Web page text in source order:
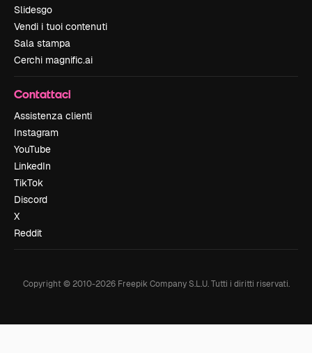
Slidesgo
Vendi i tuoi contenuti
Sala stampa
Cerchi magnific.ai
Contattaci
Assistenza clienti
Instagram
YouTube
LinkedIn
TikTok
Discord
X
Reddit
Copyright © 2010-2026Freepik Company S.L.U. Tutti i diritti riservati.